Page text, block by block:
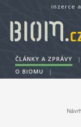
inzerce
ČLÁNKY A ZPRÁVY |
O BIOMU
|